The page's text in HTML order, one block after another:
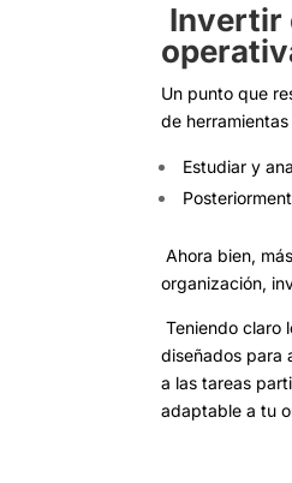
Invertir
Un punto que
de
Estudiar y
Ahora bien,
organización,
Teniendo claro
diseñados para
a las tareas
adaptable a tu